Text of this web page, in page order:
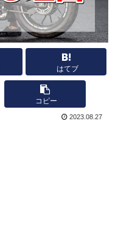
はてブ
コピー
2023.08.27